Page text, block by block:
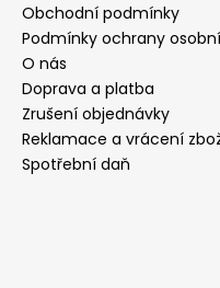
Obchodní podmínky
Podmínky ochrany
O nás
Doprava a platba
Zrušení objednávky
Reklamace a vrácení
Spotřební daň